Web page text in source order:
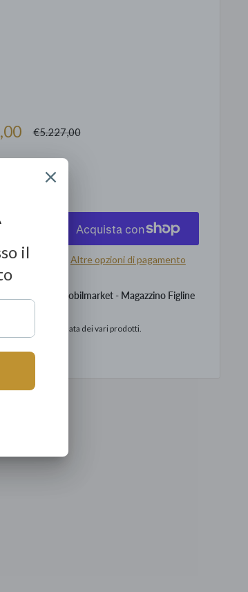
Prezzo
€5.227,00
Altre opzioni di pagamento
presso Mobilmarket - Magazzino Figline
di consegna stimata dei vari prodotti.